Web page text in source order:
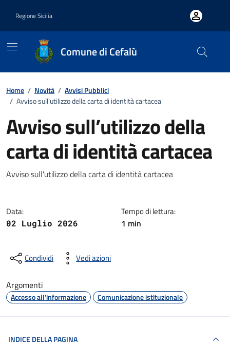
Regione Sicilia
Comune di Cefalù
Home / Novità / Avvisi Pubblici
/ Avviso sull’utilizzo della carta di identità cartacea
Avviso sull’utilizzo della
carta di identità cartacea
Dettagli della notizia
Avviso sull'utilizzo della carta di identità cartacea
Data:
02 Luglio 2026
Tempo di lettura:
1 min
Condividi Vedi azioni
Argomenti
Accesso all'informazione Comunicazione istituzionale
INDICE DELLA PAGINA